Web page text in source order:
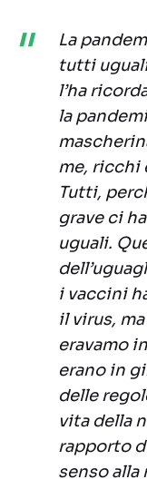
La
tutti
l’ha
la
me, ricchi
Tutti,
grave ci
uguali.
i vaccini
il virus,
eravamo
erano in
delle
vita della
rapporto
senso alla